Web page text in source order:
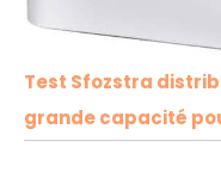
Test Sfozstra
grande capacité